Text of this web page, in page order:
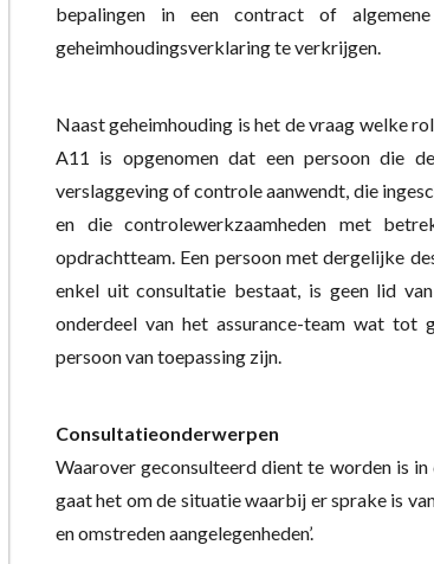
bepalingen in een contract of
geheimhoudingsverklaring te verkrijgen.
Naast geheimhouding is het de vraag welke
A11 is opgenomen dat een persoon die
verslaggeving of controle aanwendt, die
en die controlewerkzaamheden met
opdrachtteam. Een persoon met dergelijke
enkel uit consultatie bestaat, is geen lid
onderdeel van het assurance-team wat tot
persoon van toepassing zijn.
Consultatieonderwerpen
Waarover geconsulteerd dient te worden is
gaat het om de situatie waarbij er sprake is
en omstreden aangelegenheden’.